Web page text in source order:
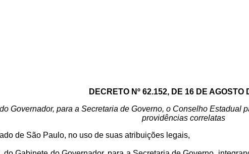
DECRETO Nº 62.152, DE 16 DE AGOSTO
Governador, para a Secretaria de Governo, o Conselho Estadual
providências correlatas
de São Paulo, no uso de suas atribuições legais,